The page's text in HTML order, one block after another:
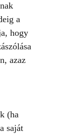
a
hogy
azaz
(ha
saját